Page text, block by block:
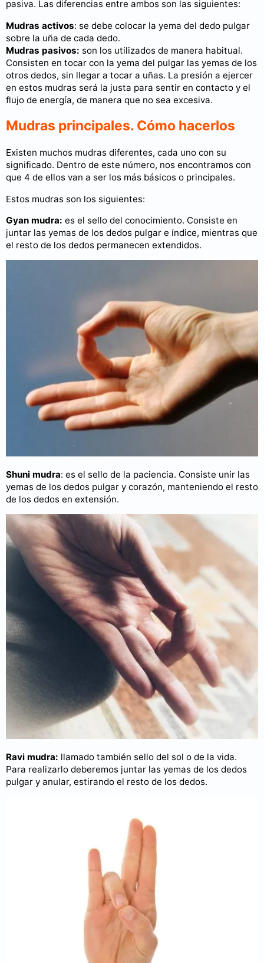
pasiva. Las diferencias entre ambos son las siguientes:
Mudras activos: se debe colocar la yema del dedo pulgar
sobre la uña de cada dedo.
Mudras pasivos: son los utilizados de manera habitual.
Consisten en tocar con la yema del pulgar las yemas de los
otros dedos, sin llegar a tocar a uñas. La presión a ejercer
en estos mudras será la justa para sentir en contacto y el
flujo de energía, de manera que no sea excesiva.
Mudras principales. Cómo hacerlos
Existen muchos mudras diferentes, cada uno con su
significado. Dentro de este número, nos encontramos con
que 4 de ellos van a ser los más básicos o principales.
Estos mudras son los siguientes:
Gyan mudra: es el sello del conocimiento. Consiste en
juntar las yemas de los dedos pulgar e índice, mientras que
el resto de los dedos permanecen extendidos.
Shuni mudra: es el sello de la paciencia. Consiste unir las
yemas de los dedos pulgar y corazón, manteniendo el resto
de los dedos en extensión.
Ravi mudra: llamado también sello del sol o de la vida.
Para realizarlo deberemos juntar las yemas de los dedos
pulgar y anular, estirando el resto de los dedos.